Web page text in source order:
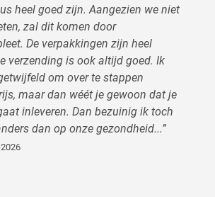
heel goed zijn. Aangezien we niet
zal dit komen door
De verpakkingen zijn heel
verzending is ook altijd goed. Ik
om over te stappen
maar dan wéét je gewoon dat je
inleveren. Dan bezuinig ik toch
dan op onze gezondheid...”